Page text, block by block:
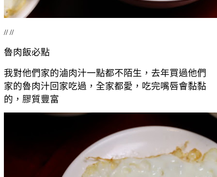
// //
魯肉飯必點
我對他們家的滷肉汁一點都不陌生，去年買過他們
家的魯肉汁回家吃過，全家都愛，吃完嘴唇會黏黏
的，膠質豐富